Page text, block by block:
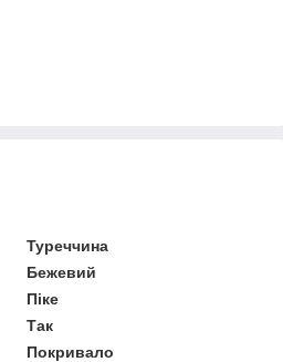
Туреччина
Бежевий
Піке
Так
Покривало